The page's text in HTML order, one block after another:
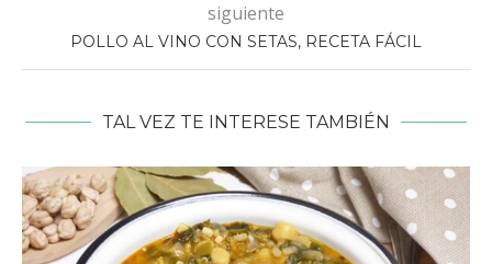
siguiente
POLLO AL VINO CON SETAS, RECETA FÁCIL
TAL VEZ TE INTERESE TAMBIÉN